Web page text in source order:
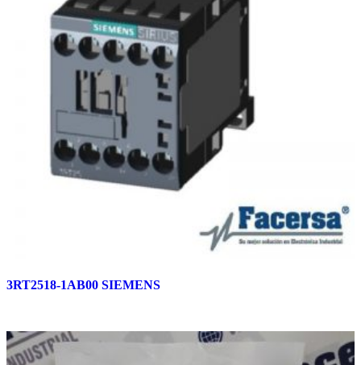
3RT2518-1AB00 SIEMENS